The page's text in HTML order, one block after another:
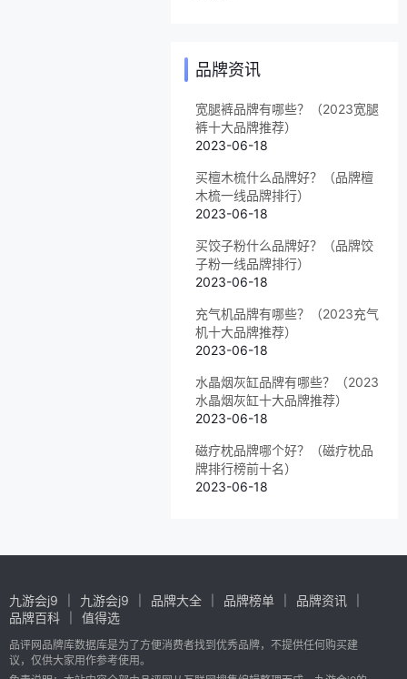
品牌资讯
宽腿裤品牌有哪些？（2023宽腿
裤十大品牌推荐）
2023-06-18
买檀木梳什么品牌好？（品牌檀
木梳一线品牌排行）
2023-06-18
买饺子粉什么品牌好？（品牌饺
子粉一线品牌排行）
2023-06-18
充气机品牌有哪些？（2023充气
机十大品牌推荐）
2023-06-18
水晶烟灰缸品牌有哪些？（2023
水晶烟灰缸十大品牌推荐）
2023-06-18
磁疗枕品牌哪个好？（磁疗枕品
牌排行榜前十名）
2023-06-18
九游会j9 九游会j9 品牌大全 品牌榜单
品牌资讯
品牌百科
值得选
品评网品牌库数据库是为了方便消费者找到优秀品牌，不提供任何购买建
议，仅供大家用作参考使用。